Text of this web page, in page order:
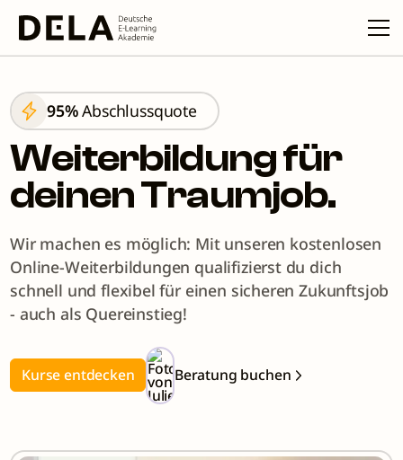
95%Abschlussquote
Weiterbildung für
deinen Traumjob.
Wir machen es möglich: Mit unseren kostenlosen
Online-Weiterbildungen qualifizierst du dich
schnell und flexibel für einen sicheren Zukunftsjob
- auch als Quereinstieg!
Kurse entdecken Beratung buchen